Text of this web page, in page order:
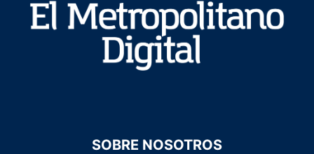
SOBRE NOSOTROS